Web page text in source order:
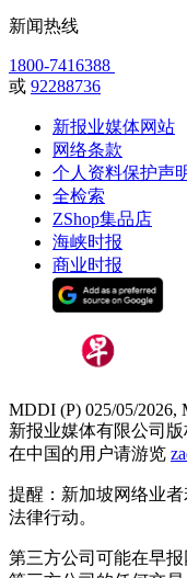
新闻热线
1800-7416388
或 92288736
新报业媒体网站
网络条款
个人资料保护声
全检索
ZShop集品店
海峡时报
商业时报
MDDI (P) 025/05/2026,
新报业媒体有限公司版
在中国的用户请游览
提醒：新加坡网络业
法律行动。
第三方公司可能在早